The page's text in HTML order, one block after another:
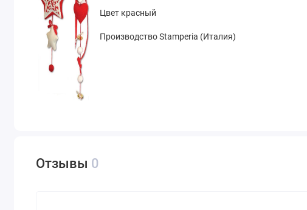
Цвет красный
Производство Stamperia (Италия)
Отзывы 0